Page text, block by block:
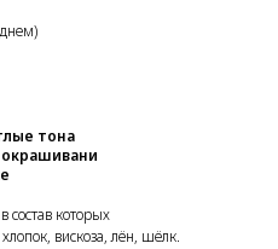
тона
состав которых
вискоза, лён, шёлк.